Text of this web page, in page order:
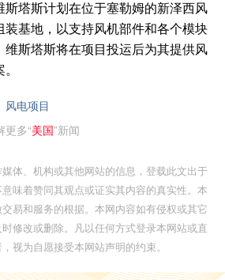
斯塔斯计划在位于塞勒姆的新泽西风
装基地，以支持风机部件和各个模块
维斯塔斯将在项目投运后为其提供风
风电项目
更多“美国”新闻
体、机构或其他网站的信息，登载此文出于
味着赞同其观点或证实其内容的真实性。本
易和服务的根据。本网内容如有侵权或其它
修改或删除。凡以任何方式登录本网站或直
视为自愿接受本网站声明的约束。